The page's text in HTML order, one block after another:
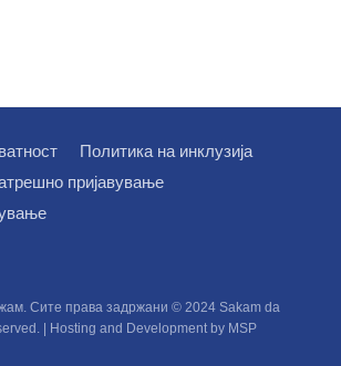
Политика на инклузија
пријавување
Сите права задржани © 2024 Sakam da
| Hosting and Development by MSP